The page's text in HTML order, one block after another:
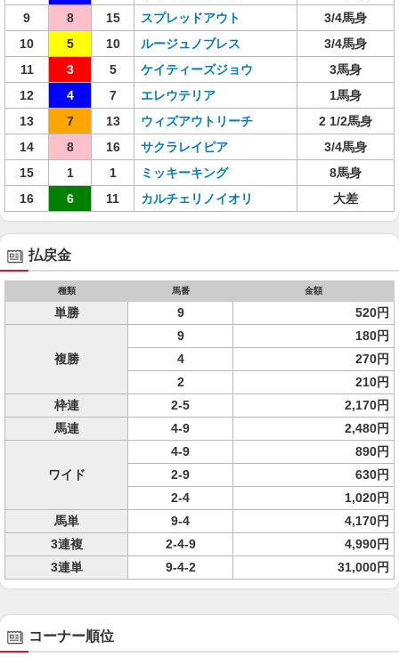
9
8 15 スプレッドアウト
3/4馬身
10
5 10 ルージュノブレス
3/4馬身
11
3 5 ケイティーズジョウ
3馬身
12
4 7 エレウテリア
1馬身
13
7 13 ウィズアウトリーチ
2 1/2馬身
14
8 16 サクラレイピア
3/4馬身
15
1 1 ミッキーキング
8馬身
16
6 11 カルチェリノイオリ 大差
払戻金
種類 馬番 金額
単勝 9 520円
複勝
9
180円
4
270円
2
210円
枠連
2-5
2,170円
馬連
4-9 2,480円
ワイド
4-9
890円
2-9
630円
2-4
1,020円
馬単
9-4
4,170円
3連複
2-4-9
4,990円
3連単
9-4-2 31,000円
コーナー順位